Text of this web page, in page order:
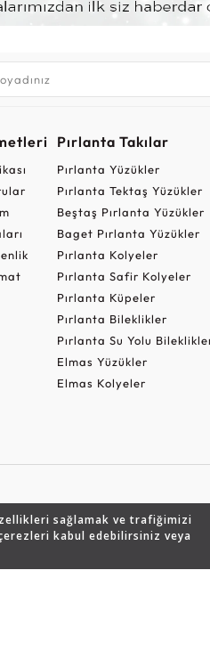
sağlamak ve trafiğimizi
kabul edebilirsiniz veya
Pırlanta Takılar
Pırlanta Yüzükler
Pırlanta Tektaş Yüzükler
Beştaş Pırlanta Yüzükler
Baget Pırlanta Yüzükler
Pırlanta Kolyeler
Pırlanta Safir Kolyeler
Pırlanta Küpeler
Pırlanta Bileklikler
Pırlanta Su Yolu
Elmas Yüzükler
Elmas Kolyeler